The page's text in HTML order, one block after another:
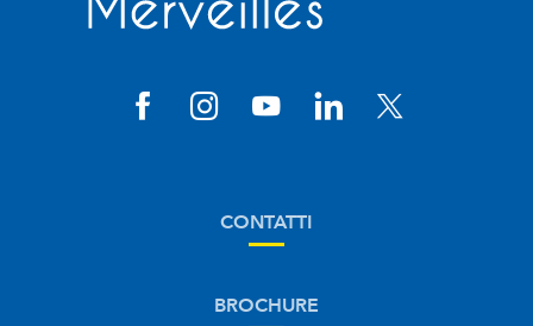
CONTATTI
BROCHURE